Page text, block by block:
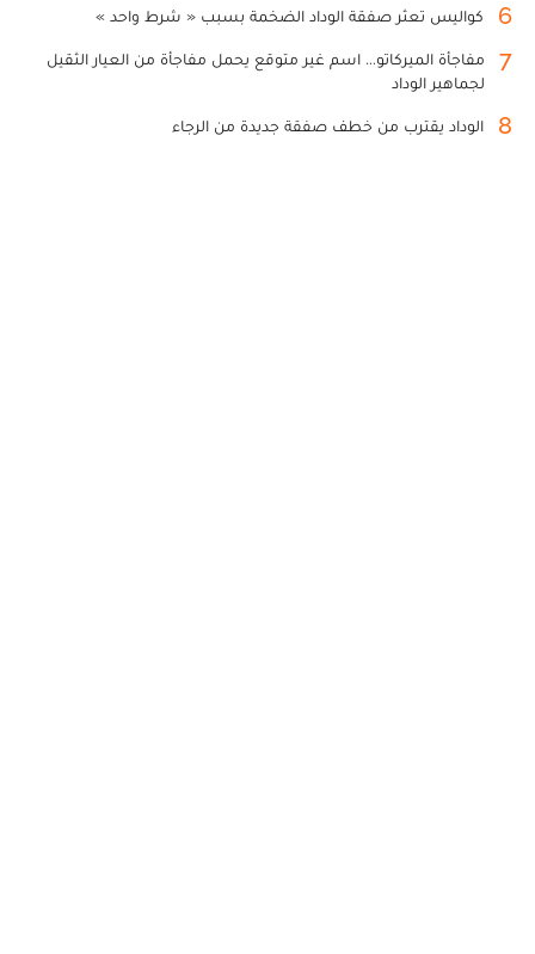
6 كواليس تعثر صفقة الوداد الضخمة بسبب « شرط واحد »
7
مفاجأة الميركاتو... اسم غير متوقع يحمل مفاجأة من العيار الثقيل
لجماهير الوداد
8 الوداد يقترب من خطف صفقة جديدة من الرجاء